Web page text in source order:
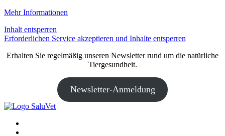
Mehr Informationen
Inhalt entsperren
Erforderlichen Service akzeptieren und Inhalte entsperren
Erhalten Sie regelmäßig unseren Newsletter rund um die natürliche
Tiergesundheit.
Newsletter-Anmeldung